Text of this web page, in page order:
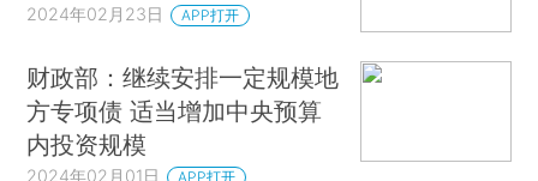
2024年02月23日 APP打开
财政部：继续安排一定规模地
方专项债 适当增加中央预算
内投资规模
2024年02月01日 APP打开